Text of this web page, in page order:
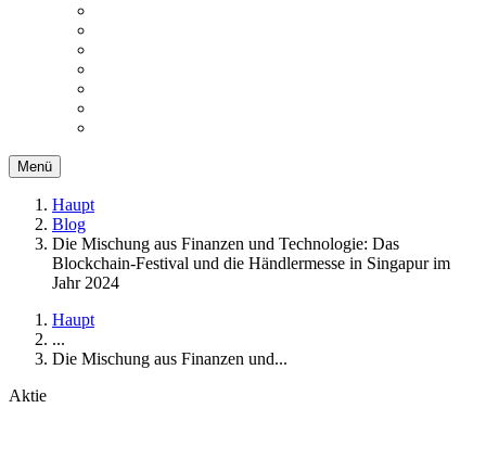
Menü
Haupt
Blog
Die Mischung aus Finanzen und Technologie: Das
Blockchain-Festival und die Händlermesse in Singapur im
Jahr 2024
Haupt
...
Die Mischung aus Finanzen und...
Aktie